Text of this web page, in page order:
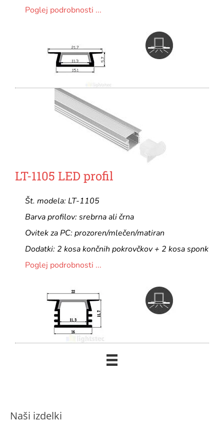
Poglej podrobnosti ...
LT-1105 LED profil
Št. modela: LT-1105
Barva profilov: srebrna ali črna
Ovitek za PC: prozoren/mlečen/matiran
Dodatki: 2 kosa končnih pokrovčkov + 2 kosa sponk
Poglej podrobnosti ...
Naši izdelki